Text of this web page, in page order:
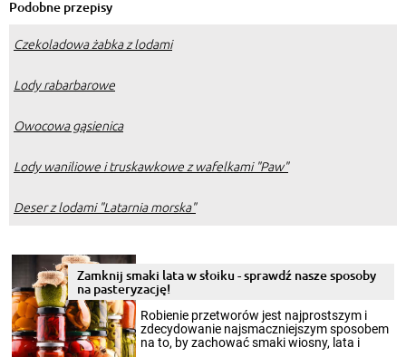
Podobne przepisy
Czekoladowa żabka z lodami
Lody rabarbarowe
Owocowa gąsienica
Lody waniliowe i truskawkowe z wafelkami "Paw"
Deser z lodami "Latarnia morska"
Zamknij smaki lata w słoiku - sprawdź nasze sposoby
na pasteryzację!
Robienie przetworów jest najprostszym i
zdecydowanie najsmaczniejszym sposobem
na to, by zachować smaki wiosny, lata i